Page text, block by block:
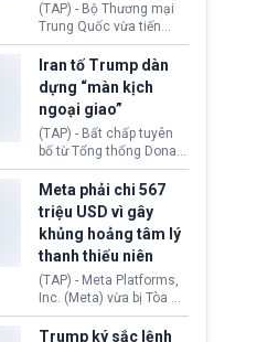
(TAP) - Bộ Thương mại
Trung Quốc vừa tiến
hành áp đặt lệnh trừng
phạt lên hàng loạt thực
thể và siết chặt kiểm
soát xuất khẩu máy bay
không người lái (UAV)
sang Hoa Kỳ. Động thái
này nhằm đáp trả các
biện pháp hạn chế
thương mại, áp thuế mới
cùng lệnh cấm công
nghệ gần đây từ phía
Washington.
Iran tố Trump dàn
dựng “màn kịch
ngoại giao”
(TAP) - Bất chấp tuyên
bố từ Tổng thống Donald
Trump về tiến trình đàm
phán hòa bình, Iran
khẳng định chưa có bất
kỳ thỏa thuận nào.
Tehran cho rằng, Hoa Kỳ
chỉ đang dàn dựng “màn
kịch ngoại giao” để xoa
dịu căng thẳng.
Meta phải chi 567
triệu USD vì gây
khủng hoảng tâm lý
thanh thiếu niên
(TAP) - Meta Platforms,
Inc. (Meta) vừa bị Tòa án
bang New Mexico yêu
cầu đóng góp 567 triệu
Trump ký sắc lệnh